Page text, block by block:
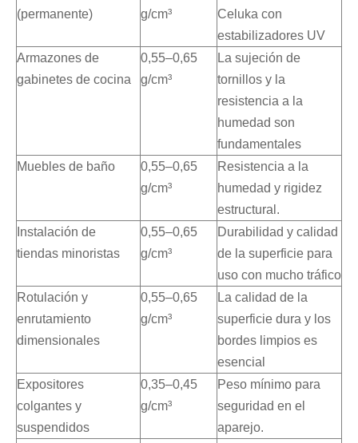
(permanente)
g/cm³
Celuka con
estabilizadores UV
Armazones de
gabinetes de cocina
0,55–0,65
g/cm³
La sujeción de
tornillos y la
resistencia a la
humedad son
fundamentales
Muebles de baño
0,55–0,65
g/cm³
Resistencia a la
humedad y rigidez
estructural.
Instalación de
tiendas minoristas
0,55–0,65
g/cm³
Durabilidad y calidad
de la superficie para
uso con mucho tráfico
Rotulación y
enrutamiento
dimensionales
0,55–0,65
g/cm³
La calidad de la
superficie dura y los
bordes limpios es
esencial
Expositores
colgantes y
suspendidos
0,35–0,45
g/cm³
Peso mínimo para
seguridad en el
aparejo.